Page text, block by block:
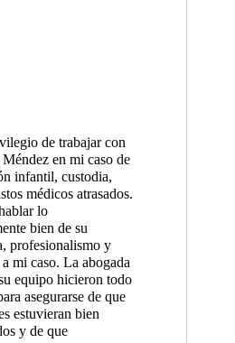
de trabajar con
en mi caso de
infantil, custodia,
médicos atrasados.
lo
bien de su
profesionalismo y
mi caso. La abogada
equipo hicieron todo
asegurarse de que
estuvieran bien
y de que